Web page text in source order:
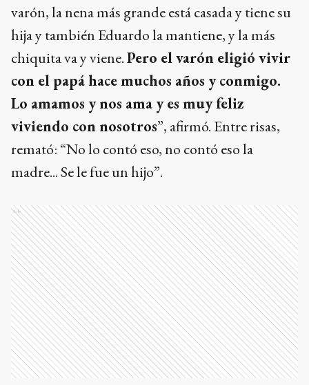
varón, la nena más grande está casada y tiene su
hija y también Eduardo la mantiene, y la más
chiquita va y viene.Pero el varón eligió vivir
con el papá hace muchos años y conmigo.
Lo amamos y nos ama y es muy feliz
viviendo con nosotros”, afirmó. Entre risas,
remató: “No lo contó eso, no contó eso la
madre... Se le fue un hijo”.
Ads